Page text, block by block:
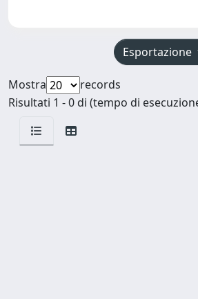
Esportazione
Mostra
records
Risultati 1 - 0 di (tempo di